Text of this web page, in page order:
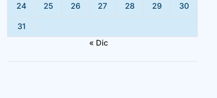
24 25 26 27 28 29 30
31
« Dic